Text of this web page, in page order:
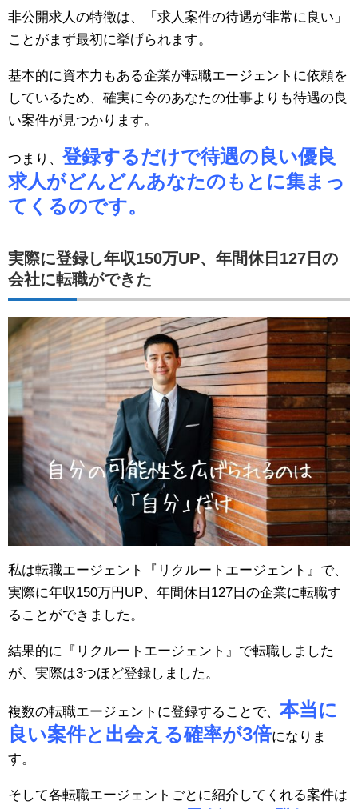
非公開求人の特徴は、「求人案件の待遇が非常に良い」
ことがまず最初に挙げられます。
基本的に資本力もある企業が転職エージェントに依頼を
しているため、確実に今のあなたの仕事よりも待遇の良
い案件が見つかります。
つまり、 登録するだけで待遇の良い優良
求人がどんどんあなたのもとに集まっ
てくるのです。
実際に登録し年収150万UP、年間休日127日の
会社に転職ができた
私は転職エージェント『リクルートエージェント』で、
実際に年収150万円UP、年間休日127日の企業に転職す
ることができました。
結果的に『リクルートエージェント』で転職しました
が、実際は3つほど登録しました。
複数の転職エージェントに登録することで、 本当に
良い案件と出会える確率が3倍になりま
す。
そして各転職エージェントごとに紹介してくれる案件は